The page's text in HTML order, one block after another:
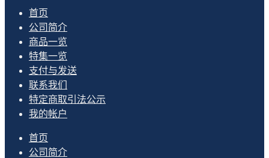
首页
公司简介
商品一览
特集一览
支付与发送
联系我们
特定商取引法公示
我的帐户
首页
公司简介